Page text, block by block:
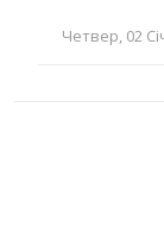
Четвер, 02